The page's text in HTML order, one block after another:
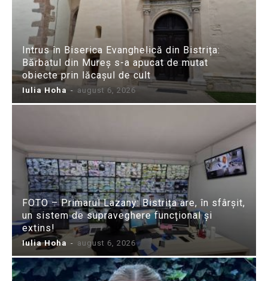
Intrus în Biserica Evanghelică din Bistrița:
Bărbatul din Mureș s-a apucat de mutat
obiecte prin lăcașul de cult
Iulia Hoha - august 6, 2026
FOTO – Primarul Lazany: Bistrița are, în sfârșit,
un sistem de supraveghere funcțional și
extins!
Iulia Hoha - august 6, 2026